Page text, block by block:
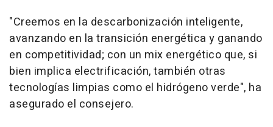
"Creemos en la descarbonización inteligente,
avanzando en la transición energética y ganando
en competitividad; con un mix energético que, si
bien implica electrificación, también otras
tecnologías limpias como el hidrógeno verde", ha
asegurado el consejero.